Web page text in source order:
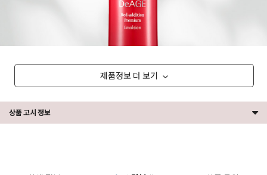
제품정보 더 보기
상품 고시 정보